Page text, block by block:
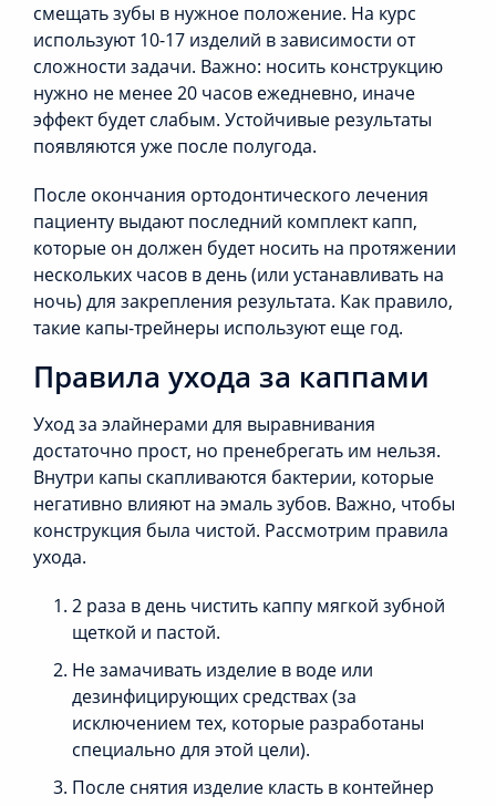
смещать зубы в нужное положение. На курс
используют 10-17 изделий в зависимости от
сложности задачи. Важно: носить конструкцию
нужно не менее 20 часов ежедневно, иначе
эффект будет слабым. Устойчивые результаты
появляются уже после полугода.
После окончания ортодонтического лечения
пациенту выдают последний комплект капп,
которые он должен будет носить на протяжении
нескольких часов в день (или устанавливать на
ночь) для закрепления результата. Как правило,
такие капы-трейнеры используют еще год.
Правила ухода за каппами
Уход за элайнерами для выравнивания
достаточно прост, но пренебрегать им нельзя.
Внутри капы скапливаются бактерии, которые
негативно влияют на эмаль зубов. Важно, чтобы
конструкция была чистой. Рассмотрим правила
ухода.
2 раза в день чистить каппу мягкой зубной
щеткой и пастой.
Не замачивать изделие в воде или
дезинфицирующих средствах (за
исключением тех, которые разработаны
специально для этой цели).
После снятия изделие класть в контейнер